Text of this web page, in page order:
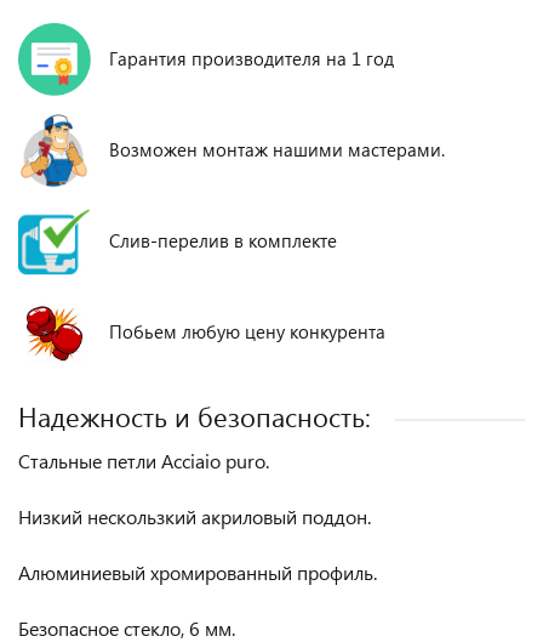
Гарантия производителя на 1 год
Возможен монтаж нашими мастерами.
Слив-перелив в комплекте
Побьем любую цену конкурента
Надежность и безопасность:
Стальные петли Acciaio puro.
Низкий нескользкий акриловый поддон.
Алюминиевый хромированный профиль.
Безопасное стекло, 6 мм.